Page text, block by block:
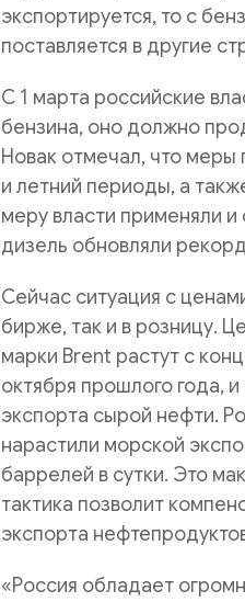
экспортируется, то с
поставляется в другие
С 1 марта российские
бензина, оно должно
Новак отмечал, что меры
и летний периоды, а
меру власти применяли
дизель обновляли
Сейчас ситуация с
бирже, так и в розницу.
марки Brent растут с
октября прошлого года,
экспорта сырой нефти.
нарастили морской
баррелей в сутки. Это
тактика позволит
экспорта
«Россия обладает